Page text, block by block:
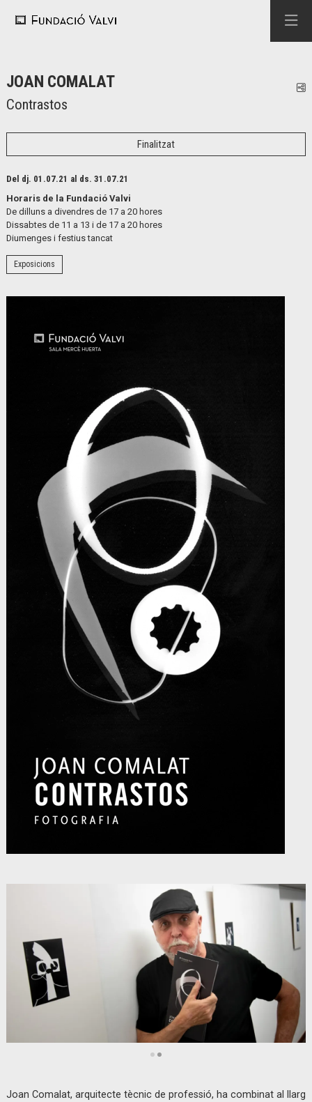
JOAN COMALAT
Contrastos
Finalitzat
Del dj. 01.07.21 al ds. 31.07.21
Horaris de la Fundació Valvi
De dilluns a divendres de 17 a 20 hores
Dissabtes de 11 a 13 i de 17 a 20 hores
Diumenges i festius tancat
Exposicions
Joan Comalat, arquitecte tècnic de professió, ha combinat al llarg